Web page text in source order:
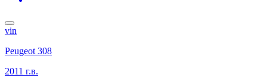
vin
Peugeot 308
2011 г.в.